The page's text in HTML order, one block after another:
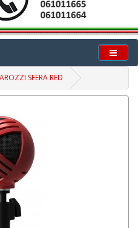
AROZZI SFERA RED